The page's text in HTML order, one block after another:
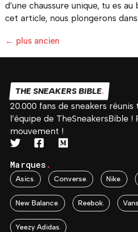
d’une chaussure unique, tu es
cet article, nous plongerons
← plus ancien
THE SNEAKERS BIBLE.
20.000 fans de sneakers réunis
l’équipe de TheSneakersBible
mouvement !
Marques .
Asics. Converse. Nike.
New Balance. Reebok. Vans
Yeezy Adidas.